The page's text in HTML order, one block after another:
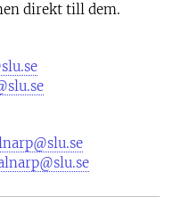
direkt till dem.